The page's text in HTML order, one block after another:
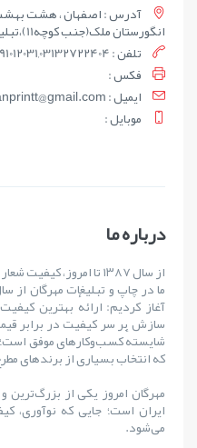
آدرس : اصفهان ، هشت بهشت
انگورستان ملک(جنب کوچه11)،تبلیغات مهرگان طرح
تلفن : 03191012031,03132722404
فکس :
ايميل : mehreganprintt@gmail.com
موبايل :
درباره ما
از سال ۱۳۸۷ تا امروز، کیفیت شعار ماست.
آغاز کردیم: ارائهٔ بهترین
سازش بر سر کیفیت در برابر
که انتخاب بسیاری از برندهای
مهرگان امروز یکی از بزرگ‌ترین
ایران است؛ جایی که نوآوری،
می‌شود.